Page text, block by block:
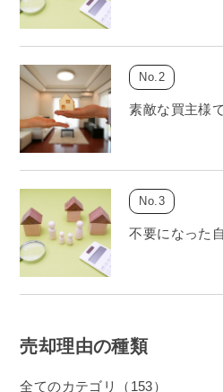
素敵な買主様
不要になった
売却理由の種類
全てのカテゴリ（153）